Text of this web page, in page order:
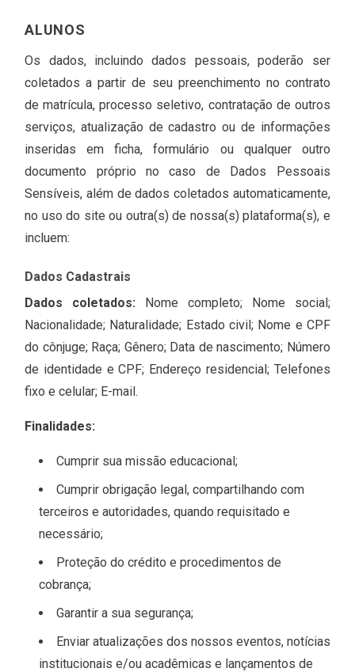
ALUNOS
Os dados, incluindo dados pessoais, poderão ser
coletados a partir de seu preenchimento no contrato
de matrícula, processo seletivo, contratação de outros
serviços, atualização de cadastro ou de informações
inseridas em ficha, formulário ou qualquer outro
documento próprio no caso de Dados Pessoais
Sensíveis, além de dados coletados automaticamente,
no uso do site ou outra(s) de nossa(s) plataforma(s), e
incluem:
Dados Cadastrais
Dados coletados: Nome completo; Nome social;
Nacionalidade; Naturalidade; Estado civil; Nome e CPF
do cônjuge; Raça; Gênero; Data de nascimento; Número
de identidade e CPF; Endereço residencial; Telefones
fixo e celular; E-mail.
Finalidades:
Cumprir sua missão educacional;
Cumprir obrigação legal, compartilhando com
terceiros e autoridades, quando requisitado e
necessário;
Proteção do crédito e procedimentos de
cobrança;
Garantir a sua segurança;
Enviar atualizações dos nossos eventos, notícias
institucionais e/ou acadêmicas e lançamentos de